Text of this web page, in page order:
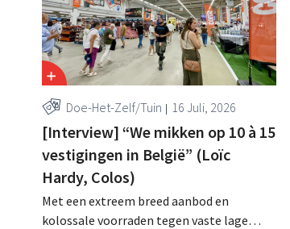
Doe-Het-Zelf/Tuin 16 Juli, 2026
[Interview] “We mikken op 10 à 15
vestigingen in België” (Loïc
Hardy, Colos)
Met een extreem breed aanbod en
kolossale voorraden tegen vaste lage